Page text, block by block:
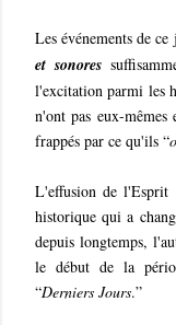
Les événements de
et sonores
l'excitation parmi les
n'ont pas eux-
frappés par ce qu'ils “
L'effusion de l'Esprit
historique qui a
depuis longtemps,
le début de la
“Derniers Jours.”